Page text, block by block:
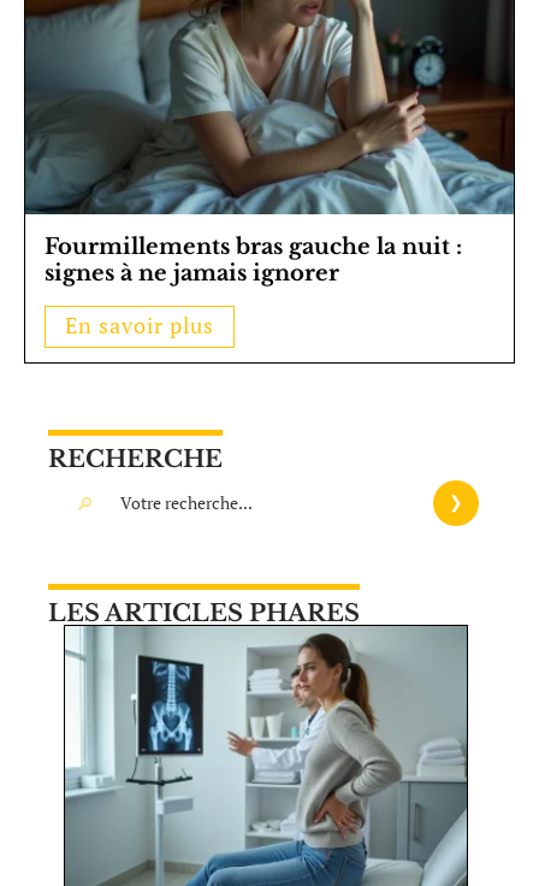
Fourmillements bras gauche la nuit :
signes à ne jamais ignorer
En savoir plus
RECHERCHE
LES ARTICLES PHARES